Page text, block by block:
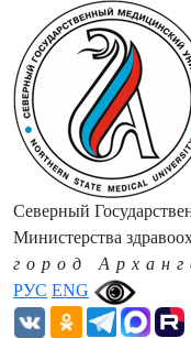
РУС ENG
Северный
Министерства
город